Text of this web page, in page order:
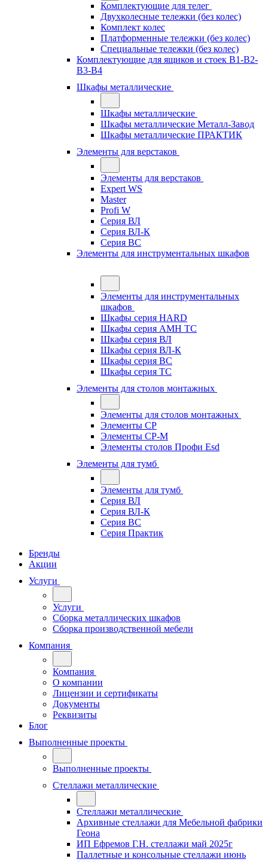
Комплектующие для телег
Двухколесные тележки (без колес)
Комплект колес
Платформенные тележки (без колес)
Специальные тележки (без колес)
Комплектующие для ящиков и стоек В1-В2-
В3-В4
Шкафы металлические
Шкафы металлические
Шкафы металлические Металл-Завод
Шкафы металлические ПРАКТИК
Элементы для верстаков
Элементы для верстаков
Expert WS
Master
Profi W
Серия ВЛ
Серия ВЛ-К
Серия ВС
Элементы для инструментальных шкафов
Элементы для инструментальных
шкафов
Шкафы серия HARD
Шкафы серия АМН ТС
Шкафы серия ВЛ
Шкафы серия ВЛ-К
Шкафы серия ВС
Шкафы серия ТС
Элементы для столов монтажных
Элементы для столов монтажных
Элементы СР
Элементы СР-М
Элементы столов Профи Esd
Элементы для тумб
Элементы для тумб
Серия ВЛ
Серия ВЛ-К
Серия ВС
Серия Практик
Бренды
Акции
Услуги
Услуги
Сборка металлических шкафов
Сборка производственной мебели
Компания
Компания
О компании
Лицензии и сертификаты
Документы
Реквизиты
Блог
Выполненные проекты
Выполненные проекты
Стеллажи металлические
Стеллажи металлические
Архивные стеллажи для Мебельной фабрики
Геона
ИП Ефремов Г.Н. стеллажи май 2025г
Паллетные и консольные стеллажи июнь